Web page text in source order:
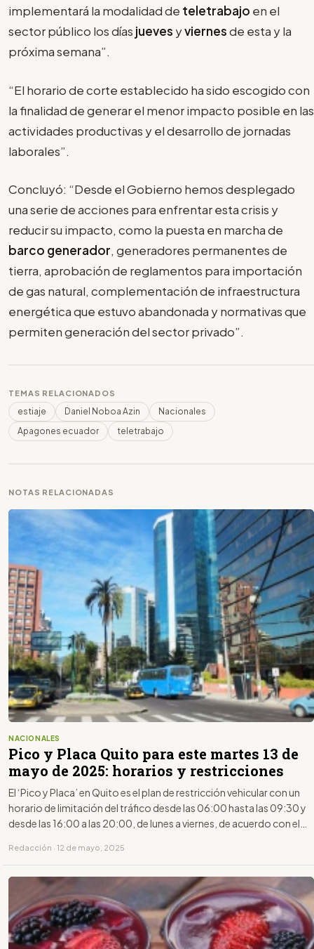
implementará la modalidad de teletrabajo en el
sector público los días jueves yviernesde esta y la
próxima semana”.
“El horario de corte establecido ha sido escogido con
la finalidad de generar el menor impacto posible en las
actividades productivas y el desarrollo de jornadas
laborales”.
Concluyó: “Desde el Gobierno hemos desplegado
una serie de acciones para enfrentar esta crisis y
reducir su impacto, como la puesta en marcha de
barco generador, generadores permanentes de
tierra, aprobación de reglamentos para importación
de gas natural, complementación de infraestructura
energética que estuvo abandonada y normativas que
permiten generación del sector privado”.
TEMAS RELACIONADOS
estiaje Daniel Noboa Azin
Nacionales
Apagones ecuador
teletrabajo
NOTAS RELACIONADAS
NACIONALES
Pico y Placa Quito para este martes 13 de
mayo de 2025: horarios y restricciones
El ‘Pico y Placa’ en Quito es el plan de restricción vehicular con un
horario de limitación del tráfico desde las 06:00 hasta las 09:30 y
desde las 16:00 a las 20:00, de lunes a viernes, de acuerdo con el
Redacción · 12 de mayo, 2025